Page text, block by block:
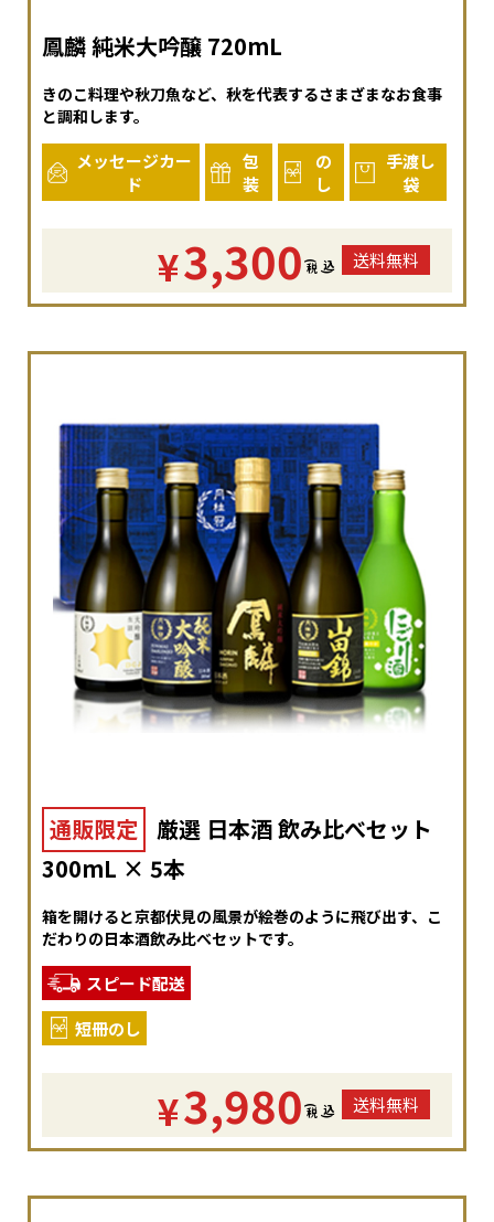
鳳麟 純米大吟醸 720mL
きのこ料理や秋刀魚など、秋を代表するさまざまなお食事
と調和します。
メッセージカー
ド
包
装
の
し
手渡し
袋
¥3,300 (
税
込 ) 送料無料
通販限定 厳選 日本酒 飲み比べセット
300mL × 5本
箱を開けると京都伏見の風景が絵巻のように飛び出す、こ
だわりの日本酒飲み比べセットです。
スピード配送
短冊のし
¥3,980 (
税
込 ) 送料無料